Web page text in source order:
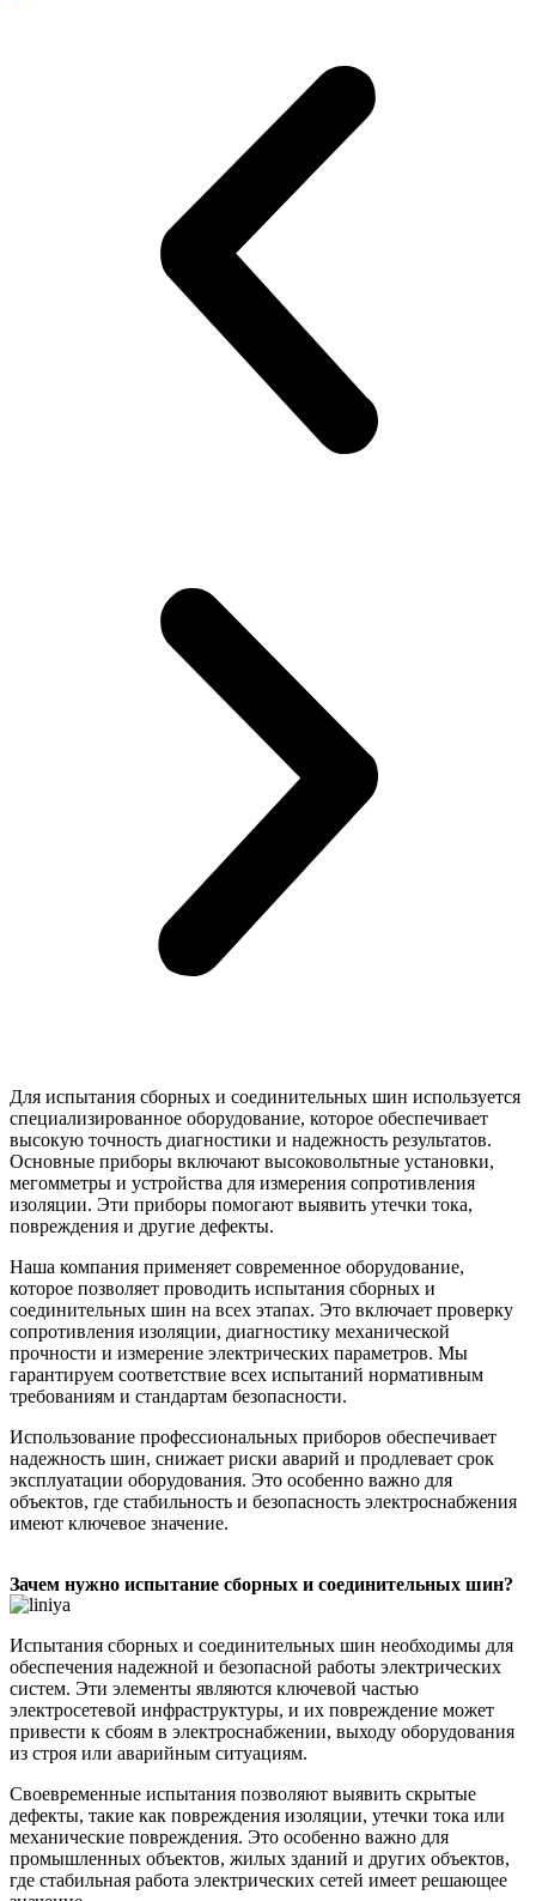
Для испытания сборных и соединительных шин используется
специализированное оборудование, которое обеспечивает
высокую точность диагностики и надежность результатов.
Основные приборы включают высоковольтные установки,
мегомметры и устройства для измерения сопротивления
изоляции. Эти приборы помогают выявить утечки тока,
повреждения и другие дефекты.
Наша компания применяет современное оборудование,
которое позволяет проводить испытания сборных и
соединительных шин на всех этапах. Это включает проверку
сопротивления изоляции, диагностику механической
прочности и измерение электрических параметров. Мы
гарантируем соответствие всех испытаний нормативным
требованиям и стандартам безопасности.
Использование профессиональных приборов обеспечивает
надежность шин, снижает риски аварий и продлевает срок
эксплуатации оборудования. Это особенно важно для
объектов, где стабильность и безопасность электроснабжения
имеют ключевое значение.
Зачем нужно испытание сборных и соединительных шин?
Испытания сборных и соединительных шин необходимы для
обеспечения надежной и безопасной работы электрических
систем. Эти элементы являются ключевой частью
электросетевой инфраструктуры, и их повреждение может
привести к сбоям в электроснабжении, выходу оборудования
из строя или аварийным ситуациям.
Своевременные испытания позволяют выявить скрытые
дефекты, такие как повреждения изоляции, утечки тока или
механические повреждения. Это особенно важно для
промышленных объектов, жилых зданий и других объектов,
где стабильная работа электрических сетей имеет решающее